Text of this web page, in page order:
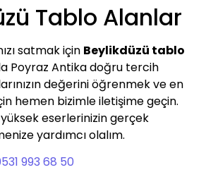
Tablo Alanlar
satmak için Beylikdüzü tablo
Poyraz Antika doğru tercih
değerini öğrenmek ve en
hemen bizimle iletişime geçin.
eserlerinizin gerçek
yardımcı olalım.
993 68 50